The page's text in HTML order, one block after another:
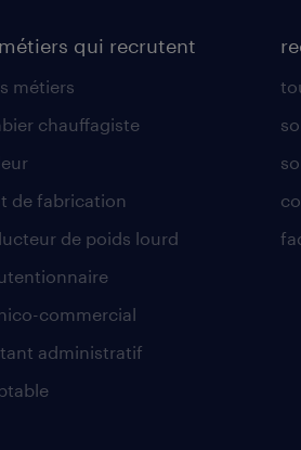
qui recrutent
métiers
chauffagiste
de fabrication
de poids lourd
commercial
administratif